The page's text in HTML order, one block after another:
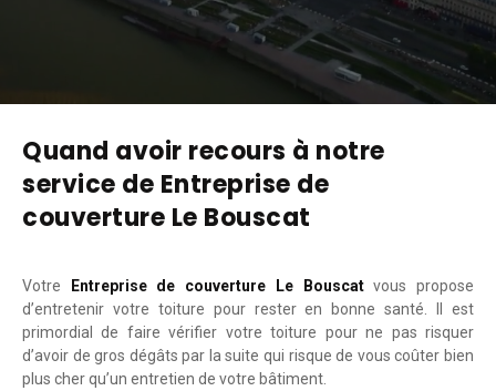
Quand avoir recours à notre
service de Entreprise de
couverture Le Bouscat
Votre Entreprise de couverture Le Bouscatvous propose
d’entretenir votre toiture pour rester en bonne santé. Il est
primordial de faire vérifier votre toiture pour ne pas risquer
d’avoir de gros dégâts par la suite qui risque de vous coûter bien
plus cher qu’un entretien de votre bâtiment.